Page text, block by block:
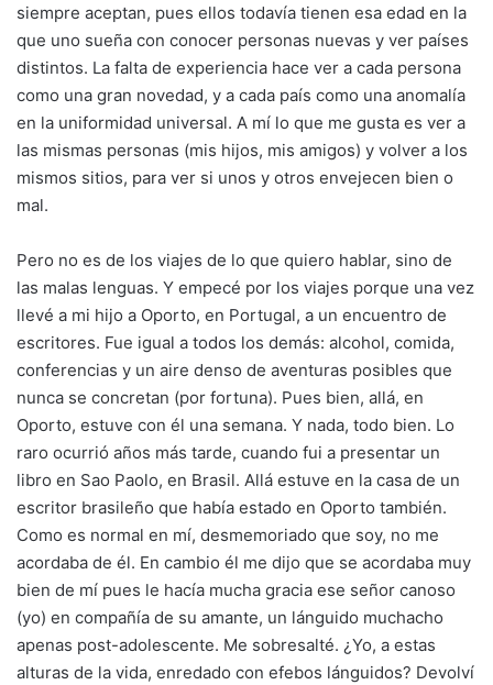
siempre aceptan, pues ellos todavía tienen esa edad en la
que uno sueña con conocer personas nuevas y ver países
distintos. La falta de experiencia hace ver a cada persona
como una gran novedad, y a cada país como una anomalía
en la uniformidad universal. A mí lo que me gusta es ver a
las mismas personas (mis hijos, mis amigos) y volver a los
mismos sitios, para ver si unos y otros envejecen bien o
mal.
Pero no es de los viajes de lo que quiero hablar, sino de
las malas lenguas. Y empecé por los viajes porque una vez
llevé a mi hijo a Oporto, en Portugal, a un encuentro de
escritores. Fue igual a todos los demás: alcohol, comida,
conferencias y un aire denso de aventuras posibles que
nunca se concretan (por fortuna). Pues bien, allá, en
Oporto, estuve con él una semana. Y nada, todo bien. Lo
raro ocurrió años más tarde, cuando fui a presentar un
libro en Sao Paolo, en Brasil. Allá estuve en la casa de un
escritor brasileño que había estado en Oporto también.
Como es normal en mí, desmemoriado que soy, no me
acordaba de él. En cambio él me dijo que se acordaba muy
bien de mí pues le hacía mucha gracia ese señor canoso
(yo) en compañía de su amante, un lánguido muchacho
apenas post-adolescente. Me sobresalté. ¿Yo, a estas
alturas de la vida, enredado con efebos lánguidos? Devolví